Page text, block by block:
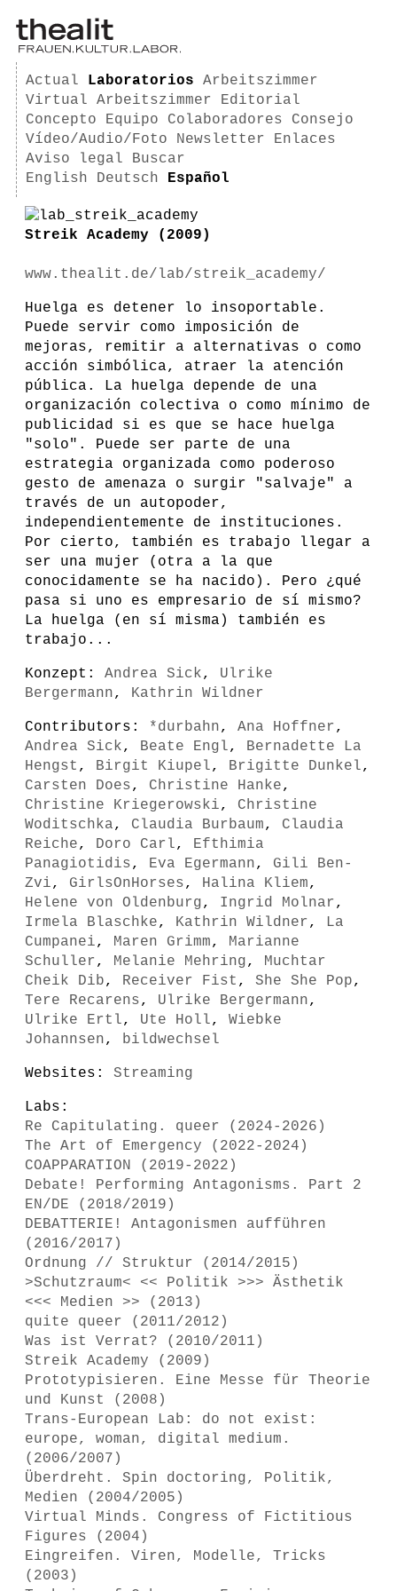
Actual Laboratorios
Arbeitszimmer
Virtual Arbeitszimmer
Editorial
Concepto
Equipo Colaboradores
Consejo
Vídeo/Audio/Foto
Newsletter
Enlaces
Aviso legal
Buscar
English
Deutsch Español
Streik Academy (2009)
www.thealit.de/lab/streik_academy/
Huelga es detener lo insoportable.
Puede servir como imposición de
mejoras, remitir a alternativas o como
acción simbólica, atraer la atención
pública. La huelga depende de una
organización colectiva o como mínimo de
publicidad si es que se hace huelga
"solo". Puede ser parte de una
estrategia organizada como poderoso
gesto de amenaza o surgir "salvaje" a
través de un autopoder,
independientemente de instituciones.
Por cierto, también es trabajo llegar a
ser una mujer (otra a la que
conocidamente se ha nacido). Pero ¿qué
pasa si uno es empresario de sí mismo?
La huelga (en sí misma) también es
trabajo...
Konzept: Andrea Sick, Ulrike
Bergermann, Kathrin Wildner
Contributors: *durbahn, Ana Hoffner,
Andrea Sick, Beate Engl, Bernadette La
Hengst , Birgit Kiupel, Brigitte Dunkel,
Carsten Does, Christine Hanke,
Christine Kriegerowski, Christine
Woditschka, Claudia Burbaum, Claudia
Reiche, Doro Carl, Efthimia
Panagiotidis, Eva Egermann, Gili Ben-
Zvi, GirlsOnHorses, Halina Kliem,
Helene von Oldenburg, Ingrid Molnar,
Irmela Blaschke, Kathrin Wildner, La
Cumpanei, Maren Grimm, Marianne
Schuller, Melanie Mehring, Muchtar
Cheik Dib, Receiver Fist , She She Pop,
Tere Recarens, Ulrike Bergermann,
Ulrike Ertl, Ute Holl, Wiebke
Johannsen, bildwechsel
Websites: Streaming
Labs:
Re Capitulating. queer (2024-2026)
The Art of Emergency (2022-2024)
COAPPARATION (2019-2022)
Debate! Performing Antagonisms. Part 2
EN/DE (2018/2019)
DEBATTERIE! Antagonismen aufführen
(2016/2017)
Ordnung // Struktur (2014/2015)
>Schutzraum< << Politik >>> Ästhetik
<<< Medien >> (2013)
quite queer (2011/2012)
Was ist Verrat? (2010/2011)
Streik Academy (2009)
Prototypisieren. Eine Messe für Theorie
und Kunst (2008)
Trans-European Lab: do not exist:
europe, woman, digital medium.
(2006/2007)
Überdreht. Spin doctoring, Politik,
Medien (2004/2005)
Virtual Minds. Congress of Fictitious
Figures (2004)
Eingreifen. Viren, Modelle, Tricks
(2003)